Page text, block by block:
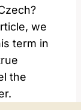
we
term in
the